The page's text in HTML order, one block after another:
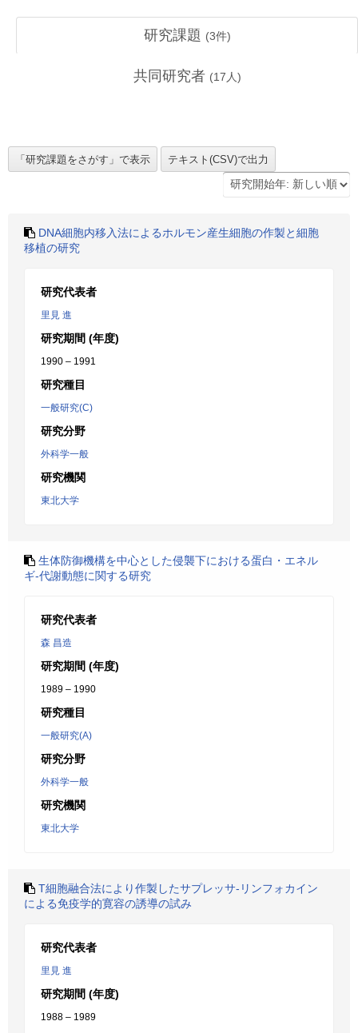
研究課題 (3件)
共同研究者 (17 人)
DNA細胞内移入法によるホルモン産生細胞の作製と細胞
移植の研究
研究代表者
里見 進
研究期間 (年度)
1990 – 1991
研究種目
一般研究(C)
研究分野
外科学一般
研究機関
東北大学
生体防御機構を中心とした侵襲下における蛋白・エネル
ギ-代謝動態に関する研究
研究代表者
森 昌造
研究期間 (年度)
1989 – 1990
研究種目
一般研究(A)
研究分野
外科学一般
研究機関
東北大学
T細胞融合法により作製したサプレッサ-リンフォカイン
による免疫学的寛容の誘導の試み
研究代表者
里見 進
研究期間 (年度)
1988 – 1989